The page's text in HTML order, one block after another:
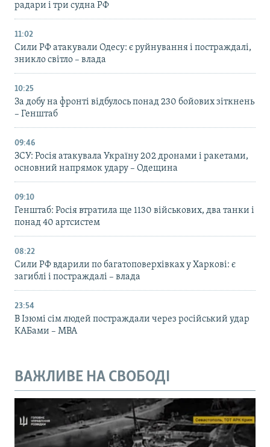
радари і три судна РФ
11:02
Сили РФ атакували Одесу: є руйнування і постраждалі,
зникло світло – влада
10:25
За добу на фронті відбулось понад 230 бойових зіткнень
– Генштаб
09:46
ЗСУ: Росія атакувала Україну 202 дронами і ракетами,
основний напрямок удару – Одещина
09:10
Генштаб: Росія втратила ще 1130 військових, два танки і
понад 40 артсистем
08:22
Сили РФ вдарили по багатоповерхівках у Харкові: є
загиблі і постраждалі – влада
23:54
В Ізюмі сім людей постраждали через російський удар
КАБами – МВА
ВАЖЛИВЕ НА СВОБОДІ